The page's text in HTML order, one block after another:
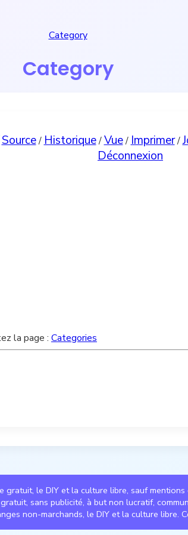
Category
Category
Source/Historique/Vue/Imprimer/
Déconnexion
la page : Categories
le DIY et la culture libre, sauf mentions
sans publicité, à but non lucratif,
non-marchands, le DIY et la culture libre.